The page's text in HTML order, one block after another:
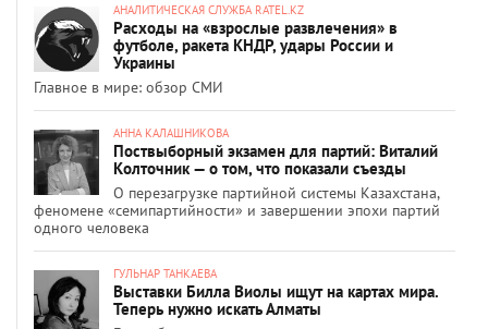
АНАЛИТИЧЕСКАЯ СЛУЖБА RATEL.KZ
Расходы на «взрослые развлечения» в
футболе, ракета КНДР, удары России и
Украины
Главное в мире: обзор СМИ
АННА КАЛАШНИКОВА
Поствыборный экзамен для партий: Виталий
Колточник — о том, что показали съезды
О перезагрузке партийной системы Казахстана,
феномене «семипартийности» и завершении эпохи партий
одного человека
ГУЛЬНАР ТАНКАЕВА
Выставки Билла Виолы ищут на картах мира.
Теперь нужно искать Алматы